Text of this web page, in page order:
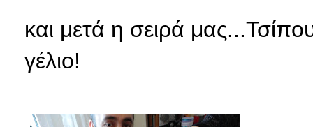
και μετά η σειρά
γέλιο!